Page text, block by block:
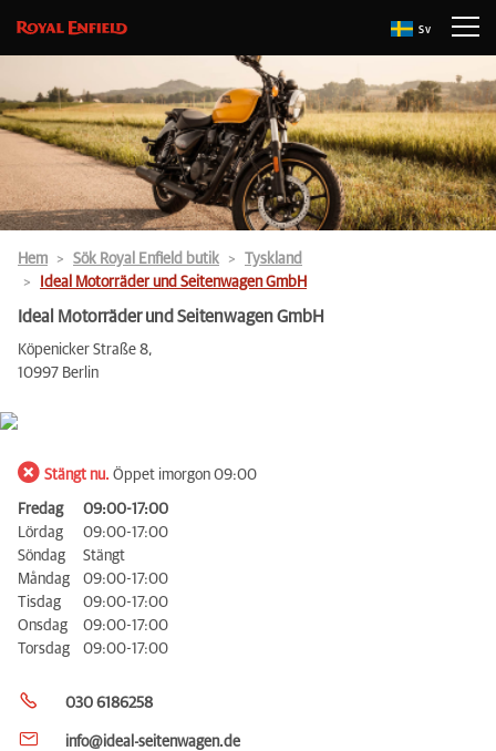
Sv
Hem Sök Royal Enfield butik
Tyskland
Ideal Motorräder und Seitenwagen GmbH
Ideal Motorräder und Seitenwagen GmbH
Köpenicker Straße 8,
10997 Berlin
Stängt nu. Öppet imorgon 09:00
Fredag
09:00-17:00
Lördag
09:00-17:00
Söndag
Stängt
Måndag
09:00-17:00
Tisdag
09:00-17:00
Onsdag
09:00-17:00
Torsdag
09:00-17:00
030 6186258
info@ideal-seitenwagen.de